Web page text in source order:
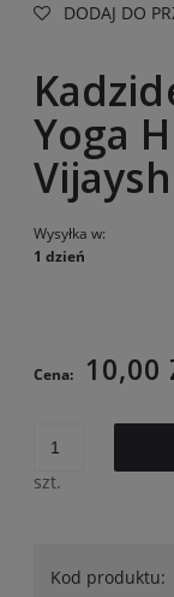
DODAJ DO
Yoga
Wysyłka w:
1 dzień
Cena nie
Cena: 10,00
szt.
Kod produktu: